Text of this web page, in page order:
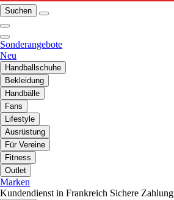
Suchen
Sonderangebote
Neu
Handballschuhe
Bekleidung
Handbälle
Fans
Lifestyle
Ausrüstung
Für Vereine
Fitness
Outlet
Marken
Kundendienst in Frankreich Sichere Zahlung